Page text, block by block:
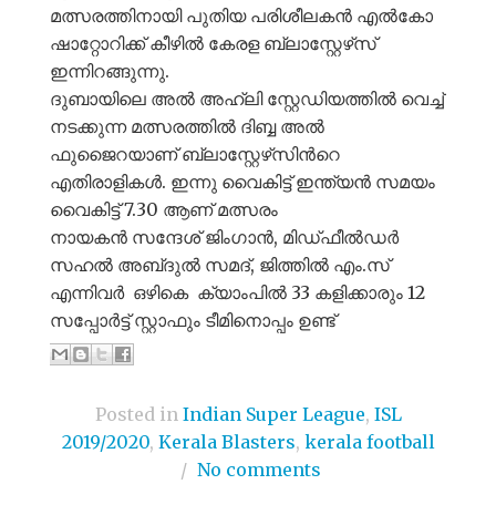
മത്സരത്തിനായി പുതിയ പരിശീലകൻ എൽകോ
ഷാറ്റോറിക്ക് കീഴിൽ കേരള ബ്ലാസ്റ്റേഴ്‌സ്
ഇന്നിറങ്ങുന്നു.
ദുബായിലെ അൽ അഹ്‌ലി സ്റ്റേഡിയത്തിൽ വെച്ച്
നടക്കുന്ന മത്സരത്തിൽ ദിബ്ബ അൽ
ഫുജൈറയാണ് ബ്ലാസ്റ്റേഴ്‌സിന്‍റെ
എതിരാളികൾ. ഇന്നു വൈകിട്ട് ഇന്ത്യൻ സമയം
വൈകിട്ട് 7.30 ആണ് മത്സരം
നായകന്‍ സന്ദേശ് ജിംഗാൻ, മിഡ്ഫീൽഡർ
സഹൽ അബ്‌ദുൽ സമദ്, ജിത്തിൽ എം.സ്
എന്നിവർ ഒഴികെ ക്യാംപിൽ 33 കളിക്കാരും 12
സപ്പോർട്ട് സ്റ്റാഫും ടീമിനൊപ്പം ഉണ്ട്
Posted in Indian Super League, ISL
2019/2020, Kerala Blasters, kerala football
/ No comments